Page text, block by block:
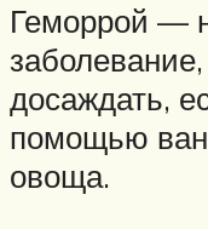
Геморрой —
досаждать,
помощью
овоща.